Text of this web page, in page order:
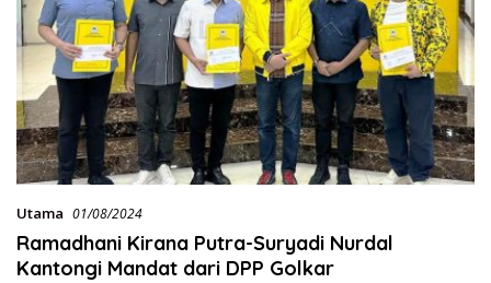
Utama 01/08/2024
Ramadhani Kirana Putra-Suryadi Nurdal
Kantongi Mandat dari DPP Golkar